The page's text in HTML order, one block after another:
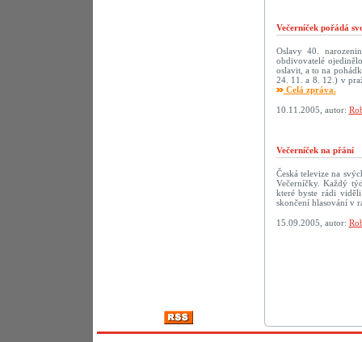
Večerníček pořádá
Oslavy 40.
obdivovatelé
oslavit, a to na
24. 11. a 8. 12.) v
Celá zpráva.
10.11.2005, autor:
Večerníček na přání
Česká televize na
Večerníčky. Každý
které byste rádi
skončení hlasování v
15.09.2005, autor: